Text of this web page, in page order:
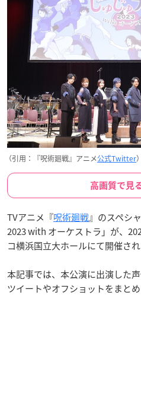
（引用：『呪術廻戦』アニメ公式Twitter）
高画質で見
TVアニメ『呪術廻戦』のスペシ
2023 with オーケストラ」が、
コ横浜国立大ホールにて開催され
本記事では、本公演に出演した
ツイートやオフショットをまとめ